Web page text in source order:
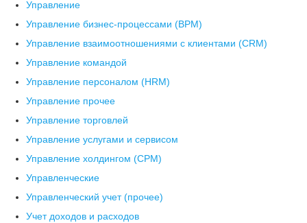
Управление
Управление бизнес-процессами (BPM)
Управление взаимоотношениями с клиентами (СRM)
Управление командой
Управление персоналом (HRM)
Управление прочее
Управление торговлей
Управление услугами и сервисом
Управление холдингом (CPM)
Управленческие
Управленческий учет (прочее)
Учет доходов и расходов